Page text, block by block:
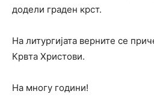
додели граден крст.
На литургијата верните се
Крвта Христови.
На многу години!